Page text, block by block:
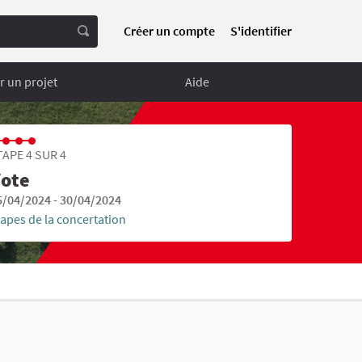
Créer un compte S'identifier
un projet Aide
4 SUR 4
04/2024 - 30/04/2024
de la concertation